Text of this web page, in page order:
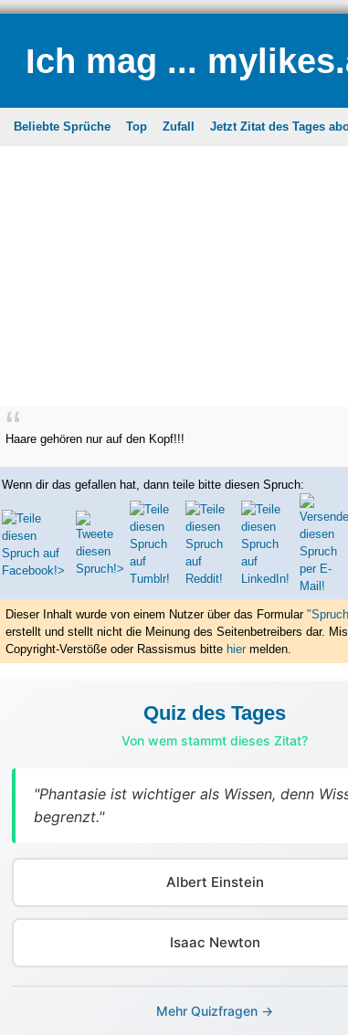
Ich mag ...
Beliebte Sprüche Top Zufall Jetzt Zitat des Tages
Haare gehören nur auf den Kopf!!!
Wenn dir das gefallen hat, dann teile bitte diesen Spruch:
Dieser Inhalt wurde von einem Nutzer über das Formular
erstelltund stellt nicht die Meinung des Seitenbetreibers dar.
Copyright-Verstöße oder Rassismus bitte hiermelden.
Quiz des Tages
Von wem stammt dieses Zitat?
"Phantasie ist wichtiger als Wissen, denn
begrenzt."
Albert Einstein
Isaac Newton
Mehr Quizfragen →